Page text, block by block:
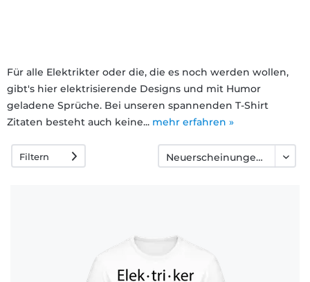
Für alle Elektrikter oder die, die es noch werden wollen,
gibt's hier elektrisierende Designs und mit Humor
geladene Sprüche. Bei unseren spannenden T-Shirt
Zitaten besteht auch keine... mehr erfahren »
Filtern